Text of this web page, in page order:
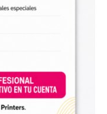
UV DTF o tu
de
práctica para
renovar su